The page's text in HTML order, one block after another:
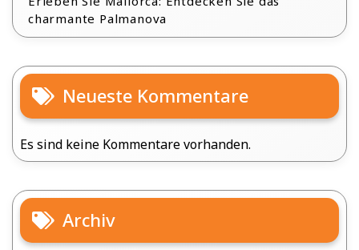
charmante Palmanova
Neueste Kommentare
Es sind keine Kommentare vorhanden.
Archiv